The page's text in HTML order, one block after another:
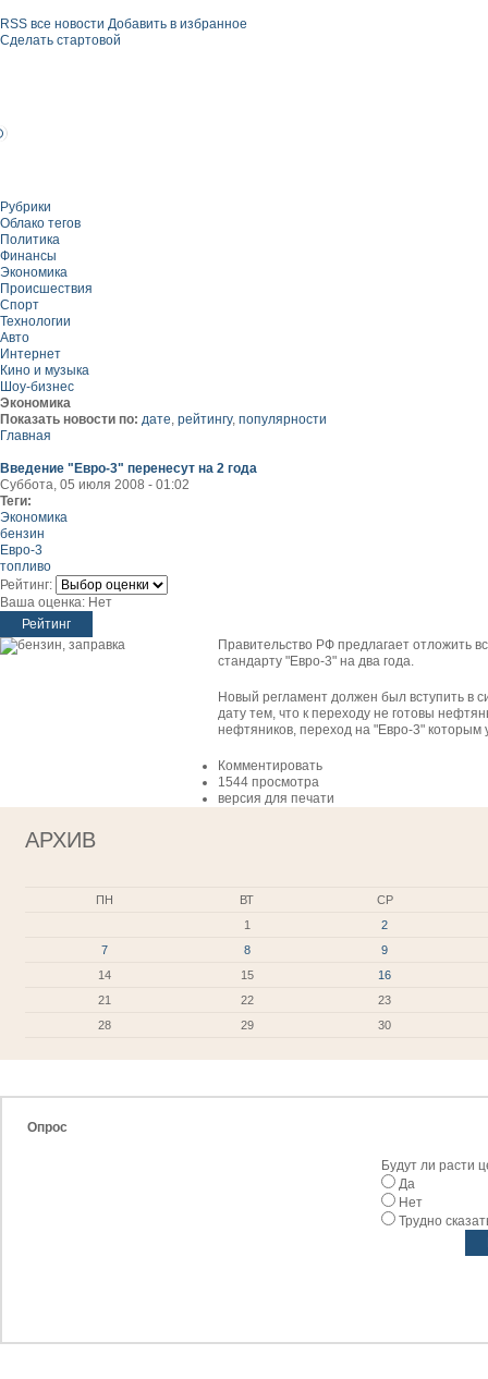
RSS все новости Добавить в избранное
Сделать стартовой
Рубрики
Облако тегов
Политика
Финансы
Экономика
Происшествия
Спорт
Технологии
Авто
Интернет
Кино и музыка
Шоу-бизнес
Экономика
Показать новости по: дате, рейтингу, популярности
Главная
Введение "Евро-3" перенесут на 2 года
Суббота, 05 июля 2008 - 01:02
Теги:
Экономика
бензин
Евро-3
топливо
Рейтинг:
Ваша оценка: Нет
Правительство РФ предлагает отложить
стандарту "Евро-3" на два года.
Новый регламент должен был вступить в
дату тем, что к переходу не готовы
нефтяников, переход на "Евро-3" которым
Комментировать
1544 просмотра
версия для печати
АРХИВ
ПН ВТ
СР
1
2
7
8
9
14
15
16
21
22
23
28
29 30
Опрос
Будут ли расти
Да
Нет
Трудно